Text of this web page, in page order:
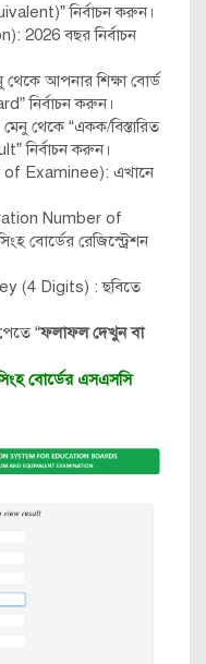
নির্বাচন করুন।
2026 বছর নির্বাচন
আপনার শিক্ষা বোর্ড
নির্বাচন করুন।
থেকে “একক/বিস্তারিত
নির্বাচন করুন।
of Examinee): এখানে
Number of
বোর্ডের রেজিস্ট্রেশন
(4 Digits) : ছবিতে
“ফলাফল দেখুন বা
বোর্ডের এসএসসি